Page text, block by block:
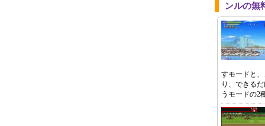
ンルの無
すモードと
り、できる
うモードの2